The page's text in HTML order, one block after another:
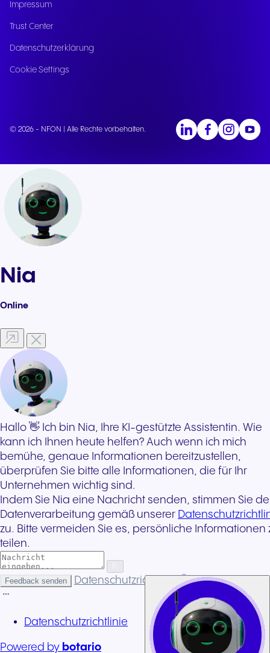
Impressum
Trust Center
Datenschutzerklärung
Cookie Settings
© 2026 - NFON | Alle Rechte vorbehalten.